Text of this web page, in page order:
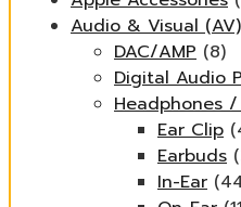
Audio & Visual (AV)
DAC/AMP (8)
Digital Audio
Headphones
Ear Clip
Earbuds
In-Ear